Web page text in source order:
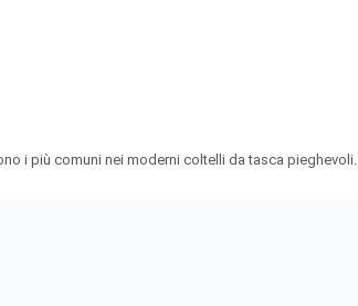
i più comuni nei moderni coltelli da tasca pieghevoli.